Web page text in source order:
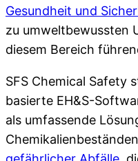
Gesundheit und
zu umweltbewussten
diesem Bereich
SFS Chemical Safety
basierte EH&S-
als umfassende